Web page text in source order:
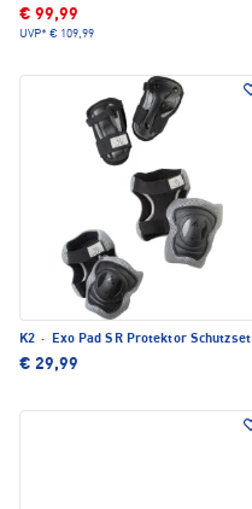
€ 99,99
UVP* € 109,99
K2 · Exo Pad SR Protektor Schutzset
€ 29,99